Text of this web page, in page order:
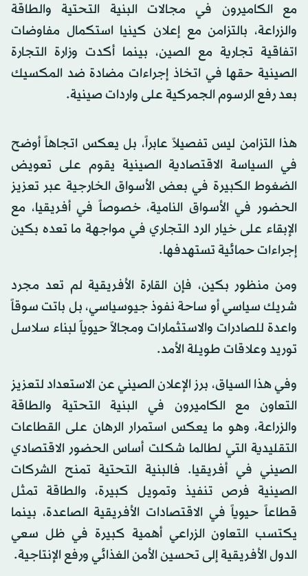
مع الكاميرون في مجالات البنية التحتية والطاقة
والزراعة، بالتزامن مع إعلان كينيا استكمال مفاوضات
اتفاقية تجارية مع الصين، بينما أكدت وزارة التجارة
الصينية حقها في اتخاذ إجراءات مضادة ضد المكسيك
بعد رفع الرسوم الجمركية على واردات صينية.
هذا التزامن ليس تفصيلاً عابراً، بل يعكس اتجاهاً أوضح
في السياسة الاقتصادية الصينية يقوم على تعويض
الضغوط الكبيرة في بعض الأسواق الخارجية عبر تعزيز
الحضور في الأسواق النامية، خصوصاً في أفريقيا، مع
الإبقاء على خيار الرد التجاري في مواجهة ما تعده بكين
إجراءات حمائية تستهدفها.
ومن منظور بكين، فإن القارة الأفريقية لم تعد مجرد
شريك سياسي أو ساحة نفوذ جيوسياسي، بل باتت سوقاً
واعدة للصادرات والاستثمارات ومجالاً حيوياً لبناء سلاسل
توريد وعلاقات طويلة الأمد.
وفي هذا السياق، برز الإعلان الصيني عن الاستعداد لتعزيز
التعاون مع الكاميرون في البنية التحتية والطاقة
والزراعة، وهو ما يعكس استمرار الرهان على القطاعات
التقليدية التي لطالما شكلت أساس الحضور الاقتصادي
الصيني في أفريقيا. فالبنية التحتية تمنح الشركات
الصينية فرص تنفيذ وتمويل كبيرة، والطاقة تمثل
قطاعاً حيوياً في الاقتصادات الأفريقية الصاعدة، بينما
يكتسب التعاون الزراعي أهمية كبيرة في ظل سعي
الدول الأفريقية إلى تحسين الأمن الغذائي ورفع الإنتاجية.